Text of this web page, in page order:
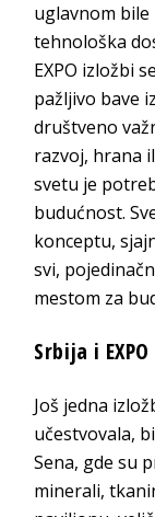
uglavnom
tehnološka
EXPO izložbi
pažljivo bave
društveno
razvoj, hrana
svetu je
budućnost.
konceptu,
svi,
mestom za
Srbija i EXPO
Još jedna
učestvovala,
Sena, gde su
minerali,